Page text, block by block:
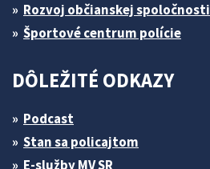
Rozvoj občianskej spoločnosti
Športové centrum polície
DÔLEŽITÉ ODKAZY
Podcast
Stan sa policajtom
E-služby MV SR